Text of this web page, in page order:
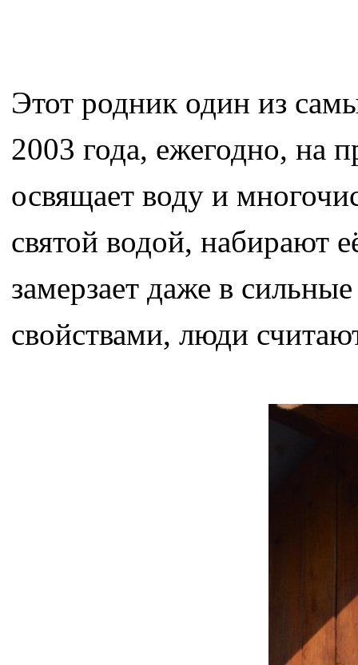
Этот родник один из
2003 года, ежегодно, на
освящает воду и
святой водой, набирают
замерзает даже в
свойствами, люди